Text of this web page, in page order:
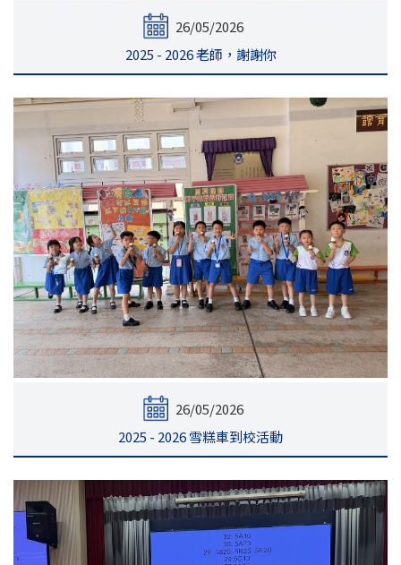
26/05/2026
2025 - 2026 老師，謝謝你
26/05/2026
2025 - 2026 雪糕車到校活動